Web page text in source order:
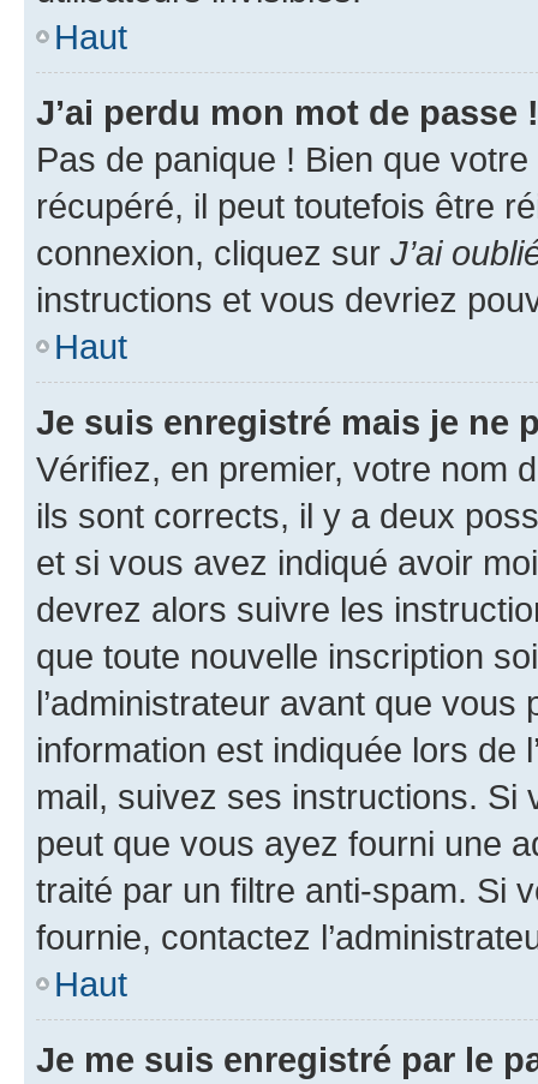
Haut
J’ai perdu mon mot de passe !
Pas de panique ! Bien que
récupéré, il peut toutefois être
connexion, cliquez sur J’ai
instructions et vous devriez
Haut
Je suis enregistré mais je ne
Vérifiez, en premier, votre nom
ils sont corrects, il y a deux
et si vous avez indiqué avoir
devrez alors suivre les
que toute nouvelle inscription
l’administrateur avant que
information est indiquée lors de
mail, suivez ses instructions. Si
peut que vous ayez fourni une
traité par un filtre anti-spam. Si
fournie, contactez
Haut
Je me suis enregistré par le